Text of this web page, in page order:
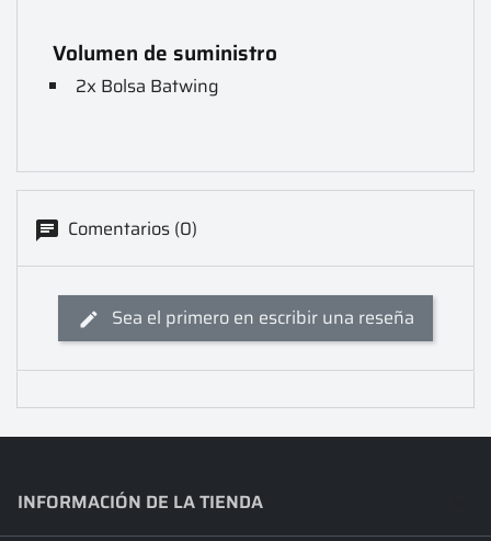
Volumen de suministro
2x Bolsa Batwing
Comentarios (0)
Sea el primero en escribir una reseña
INFORMACIÓN DE LA TIENDA